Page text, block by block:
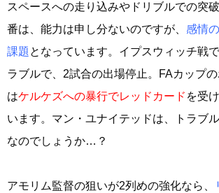
スペースへの走り込みやドリブルでの突
番は、能力は申し分ないのですが、 感情
課題 となっています。イプスウィッチ戦
ラブルで、2試合の出場停止。FAカップ
はケルケズへの暴行でレッドカード を受
います。マン・ユナイテッドは、トラブ
なのでしょうか…？
アモリム監督の狙いが2列めの強化なら、